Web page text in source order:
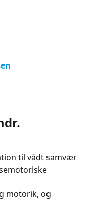
til vådt samvær
motorik, og